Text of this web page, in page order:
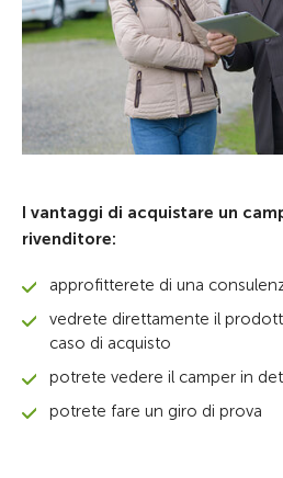
I vantaggi di acquistare un
rivenditore:
approfitterete di una
vedrete direttamente il
caso di acquisto
potrete vedere il camper in
potrete fare un giro di prova